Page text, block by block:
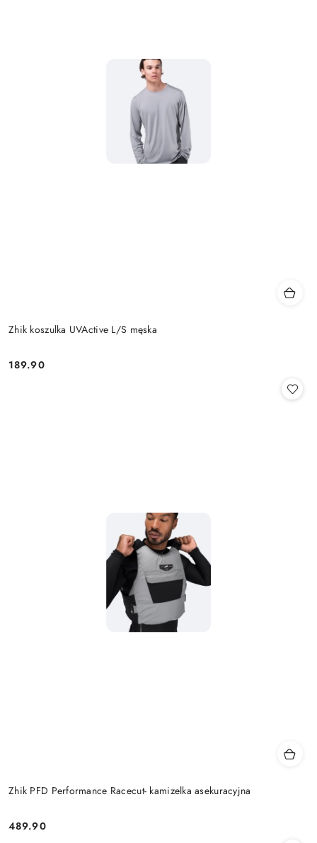
Zhik koszulka UVActive L/S męska
Cena:
189.90
Zhik PFD Performance Racecut- kamizelka asekuracyjna
Cena:
489.90